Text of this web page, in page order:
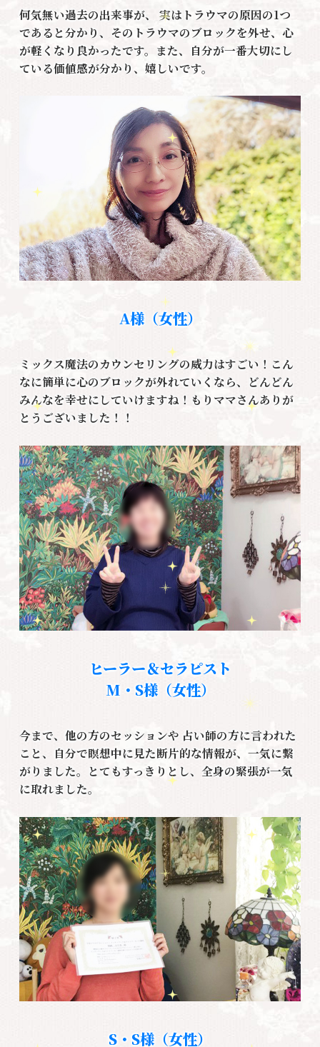
何気無い過去の出来事が、 実はトラウマの原因の1つ
であると分かり、そのトラウマのブロックを外せ、心
が軽くなり良かったです。また、自分が一番大切にし
ている価値感が分かり、嬉しいです。
A様（女性）
ミックス魔法のカウンセリングの威力はすごい！こん
なに簡単に心のブロックが外れていくなら、どんどん
みんなを幸せにしていけますね！もりママさんありが
とうございました！！
ヒーラー＆セラピスト
M・S様（女性）
今まで、他の方のセッションや 占い師の方に言われた
こと、自分で瞑想中に見た断片的な情報が、一気に繋
がりました。とてもすっきりとし、全身の緊張が一気
に取れました。
S・S様（女性）